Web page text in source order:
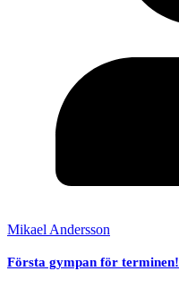
Mikael Andersson
Första gympan för terminen!